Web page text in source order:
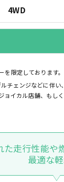
4WD
限定しております
チェンジなどに伴い
ョイカル店舗、もし
走行性能
最適な軽